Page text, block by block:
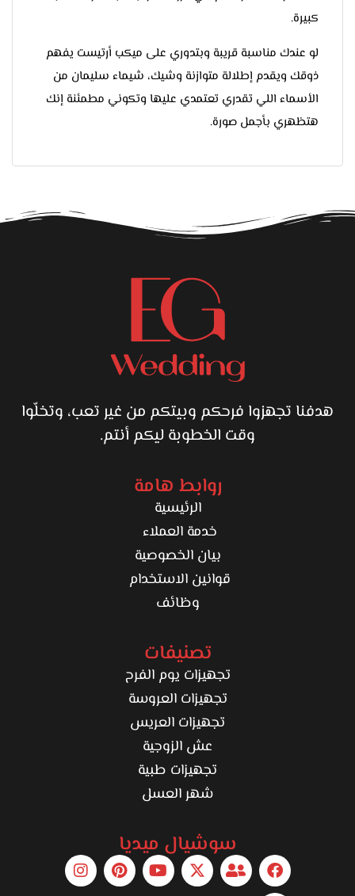
كبيرة.
لو عندك مناسبة قريبة وبتدوري على ميكب أرتيست يفهم
ذوقك ويقدم إطلالة متوازنة وشيك، شيماء سليمان من
الأسماء اللي تقدري تعتمدي عليها وتكوني مطمئنة إنك
هتظهري بأجمل صورة.
هدفنا تجهزوا فرحكم وبيتكم من غير تعب، وتخلّوا
وقت الخطوبة ليكم أنتم.
روابط هامة
الرئيسية
خدمة العملاء
بيان الخصوصية
قوانين الاستخدام
وظائف
تصنيفات
تجهيزات يوم الفرح
تجهيزات العروسة
تجهيزات العريس
عش الزوجية
تجهيزات طبية
شهر العسل
سوشيال ميديا